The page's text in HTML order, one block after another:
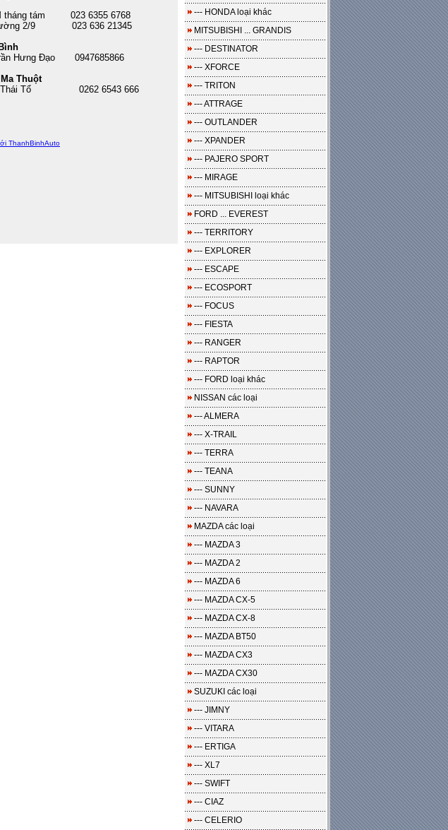
tháng tám 023 6355 6768
2/9 023 636 21345
Hưng Đạo 0947685866
Thuột
Thái Tổ 0262 6543 666
ThanhBinhAuto
--- HONDA loại khác
MITSUBISHI ... GRANDIS
--- DESTINATOR
--- XFORCE
--- TRITON
--- ATTRAGE
--- OUTLANDER
--- XPANDER
--- PAJERO SPORT
--- MIRAGE
--- MITSUBISHI loại khác
FORD ... EVEREST
--- TERRITORY
--- EXPLORER
--- ESCAPE
--- ECOSPORT
--- FOCUS
--- FIESTA
--- RANGER
--- RAPTOR
--- FORD loại khác
NISSAN các loại
--- ALMERA
--- X-TRAIL
--- TERRA
--- TEANA
--- SUNNY
--- NAVARA
MAZDA các loại
--- MAZDA 3
--- MAZDA 2
--- MAZDA 6
--- MAZDA CX-5
--- MAZDA CX-8
--- MAZDA BT50
--- MAZDA CX3
--- MAZDA CX30
SUZUKI các loại
--- JIMNY
--- VITARA
--- ERTIGA
--- XL7
--- SWIFT
--- CIAZ
--- CELERIO